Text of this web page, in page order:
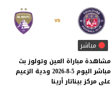
مباشر
مشاهدة مباراة العين وتولوز بث
مباشر اليوم 5-8-2026 ودية الزعيم
على مركز بيناتار أرينا